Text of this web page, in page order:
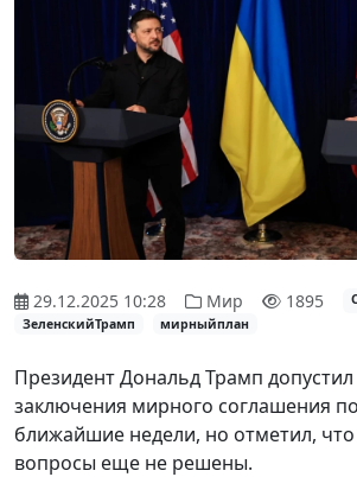
29.12.2025 10:28 Мир 1895
ЗеленскийТрамп
мирныйплан
Президент Дональд Трамп
заключения мирного соглашения
ближайшие недели, но отметил,
вопросы еще не решены.